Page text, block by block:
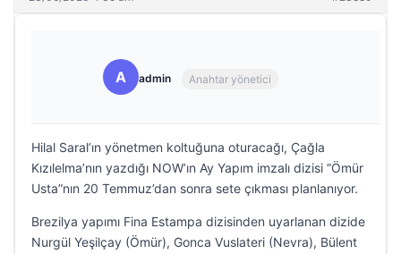
A admin Anahtar yönetici
Hilal Saral’ın yönetmen koltuğuna oturacağı, Çağla
Kızılelma’nın yazdığı NOW’ın Ay Yapım imzalı dizisi “Ömür
Usta”nın 20 Temmuz’dan sonra sete çıkması planlanıyor.
Brezilya yapımı Fina Estampa dizisinden uyarlanan dizide
Nurgül Yeşilçay (Ömür), Gonca Vuslateri (Nevra), Bülent